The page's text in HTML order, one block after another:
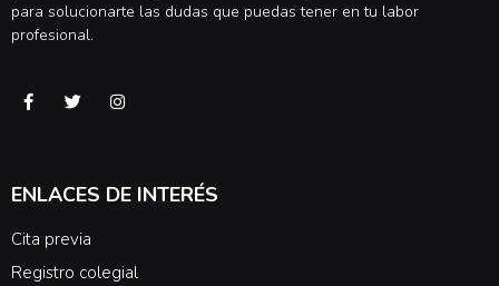
para solucionarte las dudas que puedas tener en tu labor
profesional.
ENLACES DE INTERÉS
Cita previa
Registro colegial